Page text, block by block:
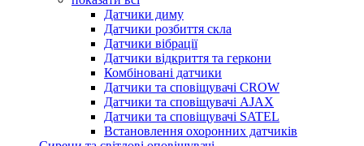
Датчики диму
Датчики розбиття скла
Датчики вібрації
Датчики відкриття та геркони
Комбіновані датчики
Датчики та сповіщувачі CROW
Датчики та сповіщувачі AJAX
Датчики та сповіщувачі SATEL
Встановлення охоронних датчиків